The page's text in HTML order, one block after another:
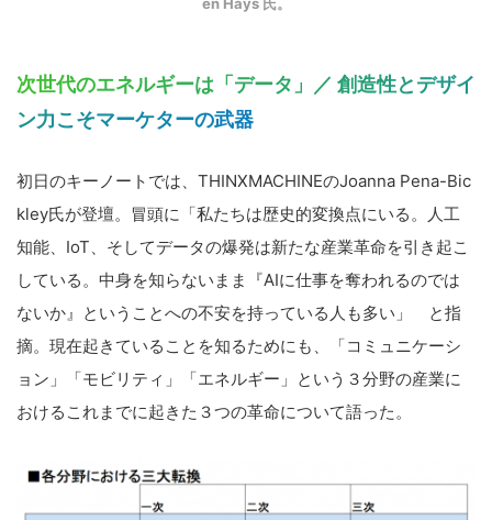
次世代のエネルギーは「データ」／ 創造性とデザイ
ン力こそマーケターの武器
初日のキーノートでは、 THINXMACHINEのJoanna Pena-Bic
kley氏が登壇。冒頭に「私たちは歴史的変換点にいる。人工
知能、IoT、そしてデータの爆発は新たな産業革命を引き起こ
している。中身を知らないまま『AIに仕事を奪われるのでは
ないか』ということへの不安を持っている人も多い」 と指
摘。現在起きていることを知るためにも、「コミュニケーシ
ョン」「モビリティ」「エネルギー」という３分野の産業に
おけるこれまでに起きた３つの革命について語った。